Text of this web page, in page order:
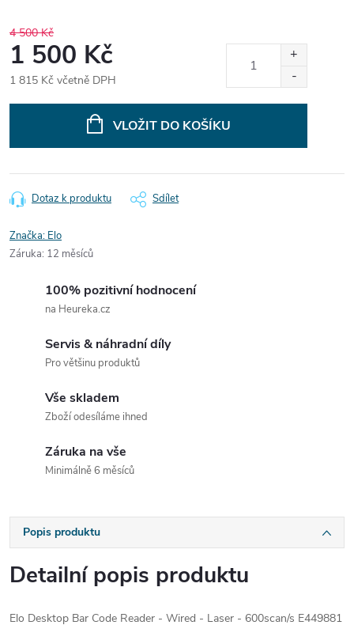
4 500 Kč
1 500 Kč
1 815 Kč včetně DPH
VLOŽIT DO KOŠÍKU
Dotaz k produktu Sdílet
Značka: Elo
Záruka: 12 měsíců
100% pozitivní hodnocení
na Heureka.cz
Servis & náhradní díly
Pro většinu produktů
Vše skladem
Zboží odesíláme ihned
Záruka na vše
Minimálně 6 měsíců
Popis produktu
Detailní popis produktu
Elo Desktop Bar Code Reader - Wired - Laser - 600scan/s E449881